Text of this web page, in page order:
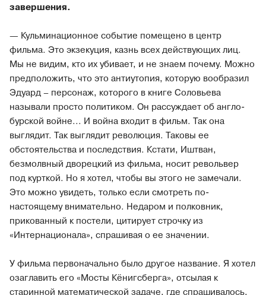
завершения.
— Кульминационное событие помещено в центр
фильма. Это экзекуция, казнь всех действующих лиц.
Мы не видим, кто их убивает, и не знаем почему. Можно
предположить, что это антиутопия, которую вообразил
Эдуард – персонаж, которого в книге Соловьева
называли просто политиком. Он рассуждает об англо-
бурской войне... И война входит в фильм. Так она
выглядит. Так выглядит революция. Таковы ее
обстоятельства и последствия. Кстати, Иштван,
безмолвный дворецкий из фильма, носит револьвер
под курткой. Но я хотел, чтобы вы этого не замечали.
Это можно увидеть, только если смотреть по-
настоящему внимательно. Недаром и полковник,
прикованный к постели, цитирует строчку из
«Интернационала», спрашивая о ее значении.
У фильма первоначально было другое название. Я хотел
озаглавить его «Мосты Кёнигсберга», отсылая к
старинной математической задаче, где спрашивалось,